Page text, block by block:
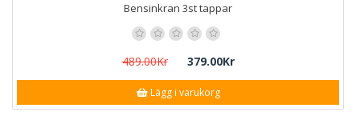
Bensinkran 3st tappar
489.00Kr 379.00Kr
Lägg i varukorg